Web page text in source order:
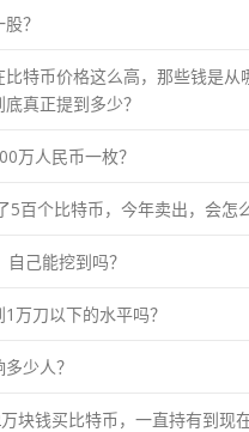
？
特币价格这么高，那些钱是从
真正提到多少？
万人民币一枚？
5百个比特币，今年卖出，会怎
己能挖到吗？
万刀以下的水平吗？
少人？
块钱买比特币，一直持有到现